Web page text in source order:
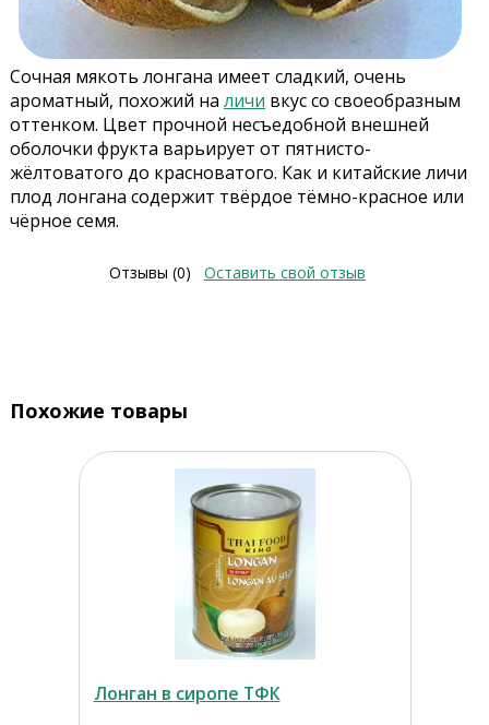
Сочная мякоть лонгана имеет сладкий, очень
ароматный, похожий на личи вкус со своеобразным
оттенком. Цвет прочной несъедобной внешней
оболочки фрукта варьирует от пятнисто-
жёлтоватого до красноватого. Как и китайские личи
плод лонгана содержит твёрдое тёмно-красное или
чёрное семя.
Отзывы (0) Оставить свой отзыв
Похожие товары
Лонган в сиропе ТФК